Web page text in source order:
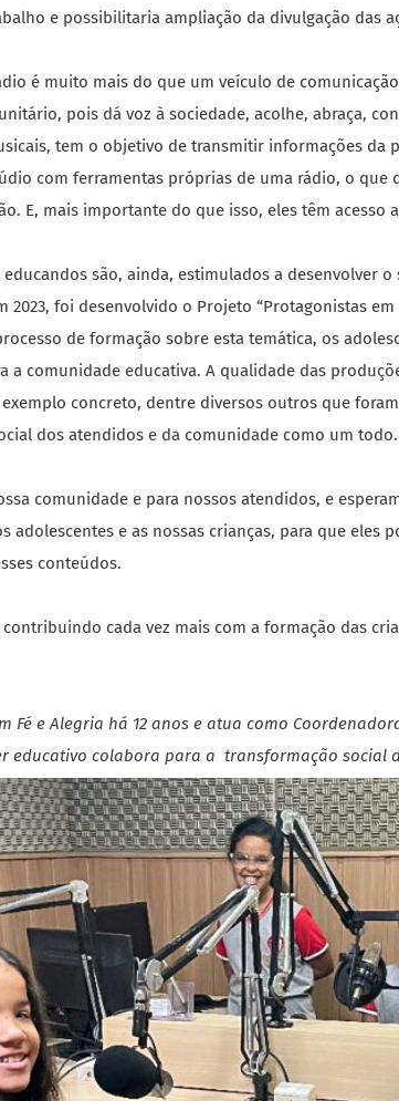
e possibilitaria ampliação da divulgação das
é muito mais do que um veículo de
pois dá voz à sociedade, acolhe, abraça,
tem o objetivo de transmitir informações
com ferramentas próprias de uma rádio, o
E, mais importante do que isso, eles têm
educandos são, ainda, estimulados a
2023, foi desenvolvido o Projeto “Protagonistas
de formação sobre esta temática, os
a comunidade educativa. A qualidade das
concreto, dentre diversos outros que
dos atendidos e da comunidade como um todo.
comunidade e para nossos atendidos, e
e as nossas crianças, para que eles
conteúdos.
cada vez mais com a formação das
e Alegria há 12 anos e atua como
educativo colabora para a transformação social